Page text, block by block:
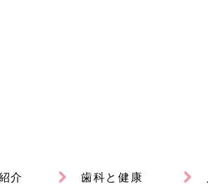
介 歯科と健康